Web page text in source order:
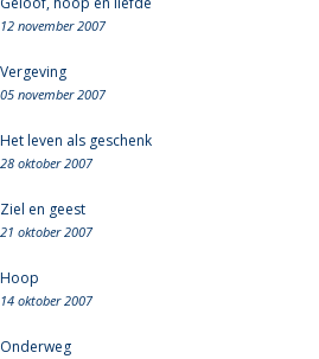
12 november 2007
Vergeving
05 november 2007
Het leven als geschenk
28 oktober 2007
Ziel en geest
21 oktober 2007
Hoop
14 oktober 2007
Onderweg